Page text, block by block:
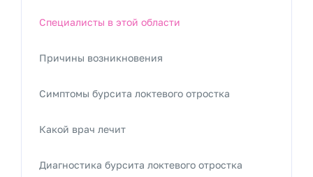
Специалисты в этой области
Причины возникновения
Симптомы бурсита локтевого отростка
Какой врач лечит
Диагностика бурсита локтевого отростка